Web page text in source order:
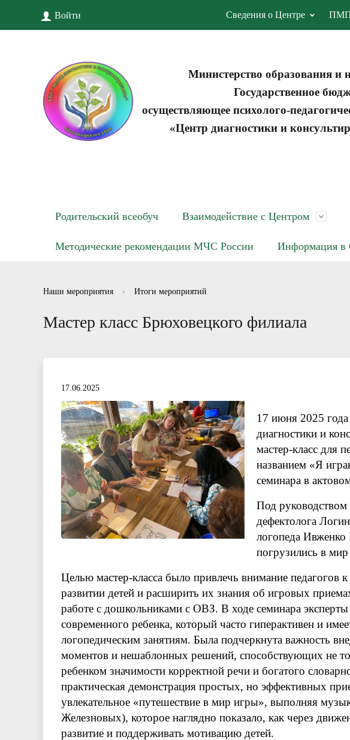
Войти Сведения о Центре
Министерство образования и
Государственное
осуществляющее психолого-
«Центр диагностики и
Родительский всеобуч Взаимодействие с Центром
Информационные буклеты для родителей
Отзывы
Нормативно правовые акты в сфере
Методические рекомендации МЧС России Информация
Наши мероприятия › Итоги мероприятий
Мастер класс Брюховецкого филиала
17.06.2025
17 июня 2025
диагностики и
мастер-класс для
названием «Я
семинара в
Под руководством
дефектолога
логопеда
погрузились в
Целью мастер-класса было привлечь внимание педагогов
развитии детей и расширить их знания об игровых
работе с дошкольниками с ОВЗ. В ходе семинара эксперты
современного ребенка, который часто гиперактивен и
логопедическим занятиям. Была подчеркнута важность
моментов и нешаблонных решений, способствующих не
ребенком значимости корректной речи и богатого
практическая демонстрация простых, но эффективных
увлекательное «путешествие в мир игры», выполняя
Железновых), которое наглядно показало, как через
развитие и поддерживать мотивацию детей.